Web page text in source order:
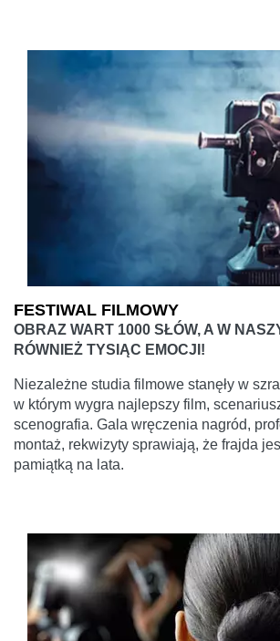
FESTIWAL FILMOWY
OBRAZ WART 1000 SŁÓW, A W
RÓWNIEŻ TYSIĄC EMOCJI!
Niezależne studia filmowe stanęły w
w którym wygra najlepszy film,
scenografia. Gala wręczenia nagród,
montaż, rekwizyty sprawiają, że frajda
pamiątką na lata.